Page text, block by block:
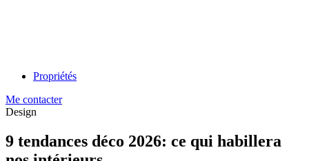
Propriétés
Me contacter
Design
9 tendances déco 2026: ce qui habillera